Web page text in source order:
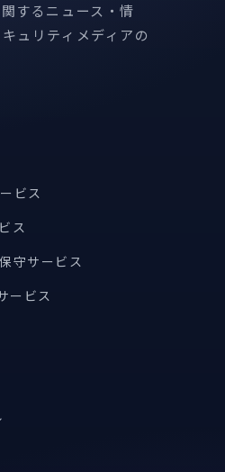
するニュース・情
ュリティメディアの
ビス
ス
守サービス
ービス